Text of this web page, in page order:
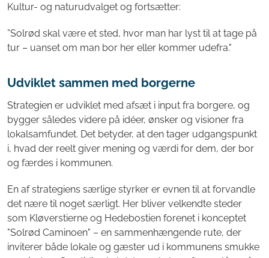
Kultur- og naturudvalget og fortsætter:
”Solrød skal være et sted, hvor man har lyst til at tage på
tur – uanset om man bor her eller kommer udefra."
Udviklet sammen med borgerne
Strategien er udviklet med afsæt i input fra borgere, og
bygger således videre på idéer, ønsker og visioner fra
lokalsamfundet. Det betyder, at den tager udgangspunkt
i, hvad der reelt giver mening og værdi for dem, der bor
og færdes i kommunen.
En af strategiens særlige styrker er evnen til at forvandle
det nære til noget særligt. Her bliver velkendte steder
som Kløverstierne og Hedebostien forenet i konceptet
"Solrød Caminoen" – en sammenhængende rute, der
inviterer både lokale og gæster ud i kommunens smukke